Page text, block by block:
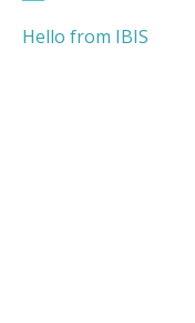
Hello from IBIS